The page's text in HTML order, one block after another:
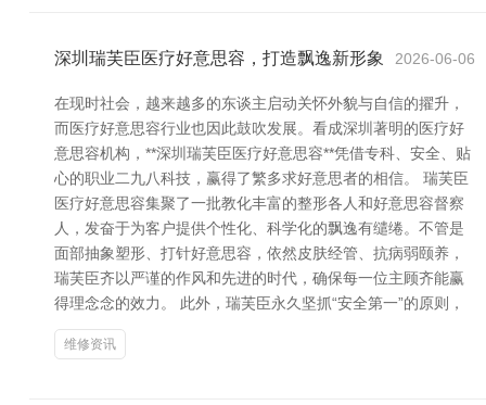
深圳瑞芙臣医疗好意思容，打造飘逸新形象 2026-06-06
在现时社会，越来越多的东谈主启动关怀外貌与自信的擢升，
而医疗好意思容行业也因此鼓吹发展。看成深圳著明的医疗好
意思容机构，**深圳瑞芙臣医疗好意思容**凭借专科、安全、贴
心的职业二九八科技，赢得了繁多求好意思者的相信。 瑞芙臣
医疗好意思容集聚了一批教化丰富的整形各人和好意思容督察
人，发奋于为客户提供个性化、科学化的飘逸有缱绻。不管是
面部抽象塑形、打针好意思容，依然皮肤经管、抗病弱颐养，
瑞芙臣齐以严谨的作风和先进的时代，确保每一位主顾齐能赢
得理念念的效力。 此外，瑞芙臣永久坚抓“安全第一”的原则，
维修资讯